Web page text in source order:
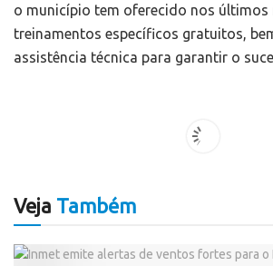
o município tem oferecido nos últimos
treinamentos específicos gratuitos,
assistência técnica para garantir o
Veja Também